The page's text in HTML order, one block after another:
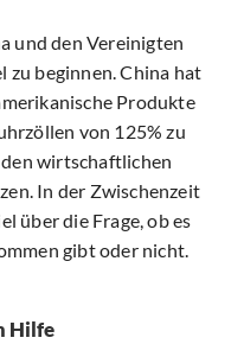
und den Vereinigten
zu beginnen. China hat
Produkte
von 125% zu
wirtschaftlichen
In der Zwischenzeit
über die Frage, ob es
gibt oder nicht.
Hilfe